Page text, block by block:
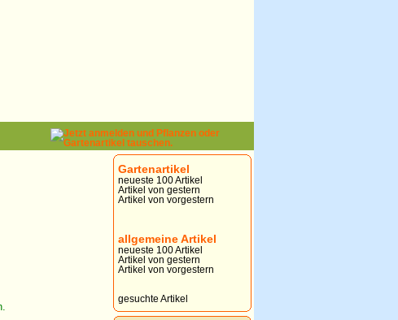
Gartenartikel
neueste 100 Artikel
Artikel von gestern
Artikel von vorgestern
allgemeine Artikel
neueste 100 Artikel
Artikel von gestern
Artikel von vorgestern
gesuchte Artikel